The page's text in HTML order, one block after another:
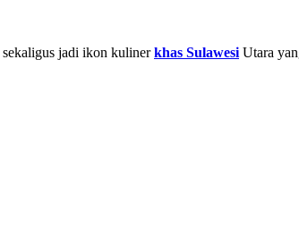
jadi ikon kulinerkhas Sulawesi Utara